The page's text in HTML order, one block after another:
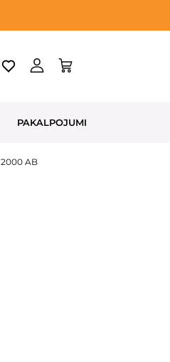
PAKALPOJUMI
AB